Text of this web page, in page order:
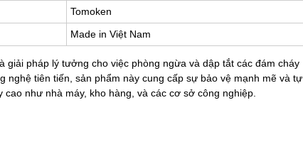
Tomoken
Made in Việt Nam
giải pháp lý tưởng cho việc phòng ngừa và dập tắt các đám cháy
nghệ tiên tiến, sản phẩm này cung cấp sự bảo vệ mạnh mẽ và tự
như nhà máy, kho hàng, và các cơ sở công nghiệp.